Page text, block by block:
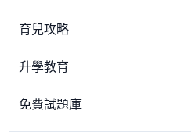
育兒攻略
升學教育
免費試題庫